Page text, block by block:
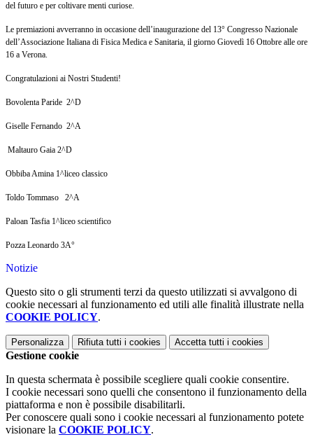
del futuro e per coltivare menti curiose.
Le premiazioni avverranno in occasione dell’inaugurazione del 13° Congresso Nazionale
dell’Associazione Italiana di Fisica Medica e Sanitaria, il giorno Giovedì 16 Ottobre alle ore
16 a Verona.
Congratulazioni ai Nostri Studenti!
Bovolenta Paride 2^D
Giselle Fernando 2^A
Maltauro Gaia 2^D
Obbiba Amina 1^liceo classico
Toldo Tommaso 2^A
Paloan Tasfia 1^liceo scientifico
Pozza Leonardo 3A°
Notizie
Questo sito o gli strumenti terzi da questo utilizzati si avvalgono di
cookie necessari al funzionamento ed utili alle finalità illustrate nella
COOKIE POLICY.
Personalizza Rifiuta tutti i cookies Accetta tutti i cookies
Gestione cookie
In questa schermata è possibile scegliere quali cookie consentire.
I cookie necessari sono quelli che consentono il funzionamento della
piattaforma e non è possibile disabilitarli.
Per conoscere quali sono i cookie necessari al funzionamento potete
visionare la COOKIE POLICY.